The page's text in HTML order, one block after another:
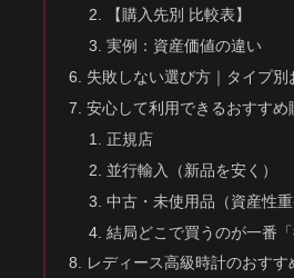
【購入先別 比較表】
実例：資産価値の違い
失敗しない選び方｜タイプ別
安心して利用できるおすすめ
正規店
並行輸入（新品を安く）
中古・未使用品（資産性重
結局どこで買うのが一番
レディース高級時計のおすす